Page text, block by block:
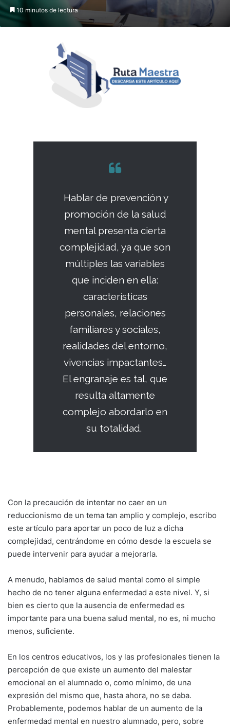
10 minutos de lectura
Hablar de prevención y
promoción de la salud
mental presenta cierta
complejidad, ya que son
múltiples las variables
que inciden en ella:
características
personales, relaciones
familiares y sociales,
realidades del entorno,
vivencias impactantes…
El engranaje es tal, que
resulta altamente
complejo abordarlo en
su totalidad.
Con la precaución de intentar no caer en un
reduccionismo de un tema tan amplio y complejo, escribo
este artículo para aportar un poco de luz a dicha
complejidad, centrándome en cómo desde la escuela se
puede intervenir para ayudar a mejorarla.
A menudo, hablamos de salud mental como el simple
hecho de no tener alguna enfermedad a este nivel. Y, si
bien es cierto que la ausencia de enfermedad es
importante para una buena salud mental, no es, ni mucho
menos, suficiente.
En los centros educativos, los y las profesionales tienen la
percepción de que existe un aumento del malestar
emocional en el alumnado o, como mínimo, de una
expresión del mismo que, hasta ahora, no se daba.
Probablemente, podemos hablar de un aumento de la
enfermedad mental en nuestro alumnado, pero, sobre